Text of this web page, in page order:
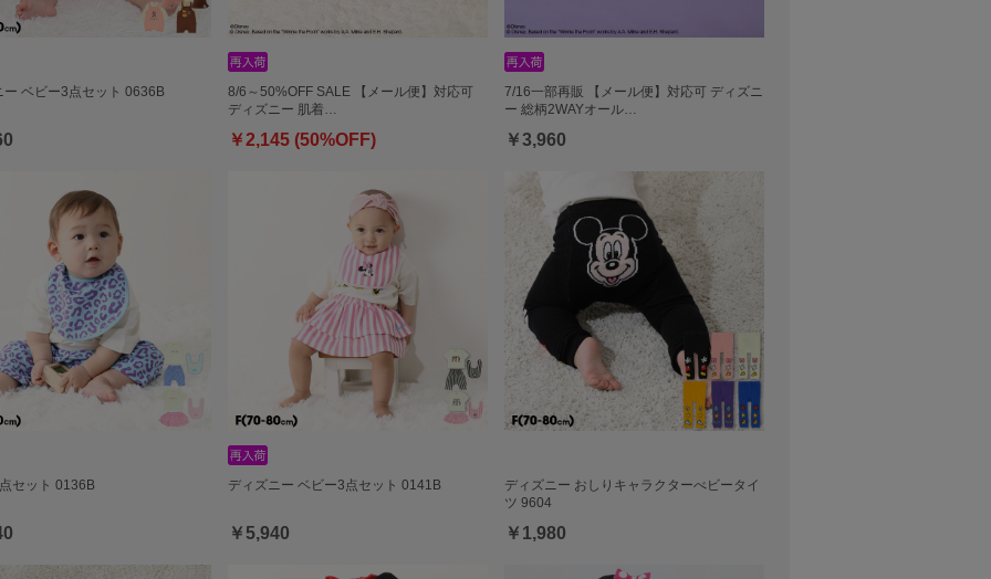
ー ベビー3点セット 0636B
8/6～50%OFF SALE 【メール便】対応可
ディズニー 肌着…
￥2,145 (50%OFF)
7/16一部再販 【メール便】対応可 ディズニ
ー 総柄2WAYオール…
￥3,960
セット 0136B ディズニー ベビー3点セット 0141B
￥5,940
ディズニー おしりキャラクターべビータイ
ツ 9604
￥1,980